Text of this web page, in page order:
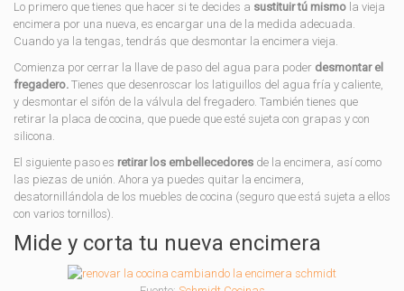
Lo primero que tienes que hacer si te decides a sustituir tú mismo la vieja
encimera por una nueva, es encargar una de la medida adecuada.
Cuando ya la tengas, tendrás que desmontar la encimera vieja.
Comienza por cerrar la llave de paso del agua para poder desmontar el
fregadero. Tienes que desenroscar los latiguillos del agua fría y caliente,
y desmontar el sifón de la válvula del fregadero. También tienes que
retirar la placa de cocina, que puede que esté sujeta con grapas y con
silicona.
El siguiente paso es retirar los embellecedores de la encimera, así como
las piezas de unión. Ahora ya puedes quitar la encimera,
desatornillándola de los muebles de cocina (seguro que está sujeta a ellos
con varios tornillos).
Mide y corta tu nueva encimera